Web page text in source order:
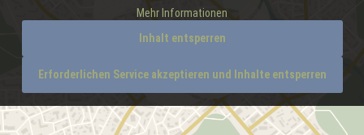
Mehr Informationen
Inhalt entsperren
Erforderlichen Service akzeptieren und Inhalte entsperren